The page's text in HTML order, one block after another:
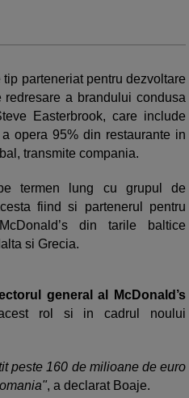
parteneriat pentru dezvoltare
a brandului condusa
Easterbrook, care include
opera 95% din restaurante in
transmite compania.
termen lung cu grupul de
fiind si partenerul pentru
din tarile baltice
si Grecia.
general al McDonald’s
rol si in cadrul noului
peste 160 de milioane de euro
, a declarat Boaje.